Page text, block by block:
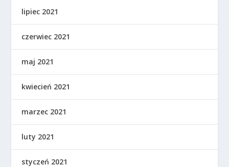
lipiec 2021
czerwiec 2021
maj 2021
kwiecień 2021
marzec 2021
luty 2021
styczeń 2021